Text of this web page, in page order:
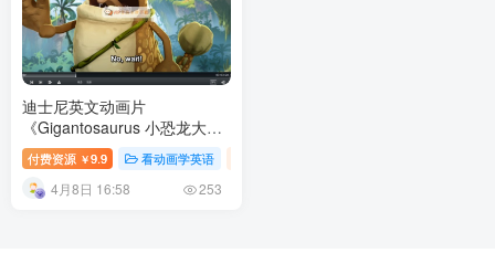
迪士尼英文动画片
《Gigantosaurus 小恐龙大冒
险 全集》全三季共136集 百度
网盘下载
付费资源 ￥9.9 看动画学英语
4月8日 16:58 253